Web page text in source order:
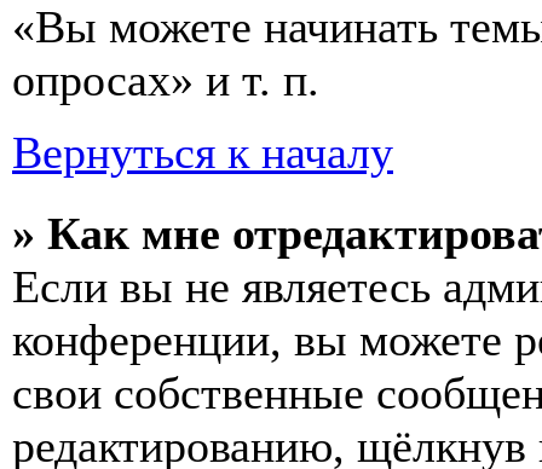
«Вы можете начинать
опросах» и т. п.
Вернуться к началу
» Как мне
Если вы не являетесь
конференции, вы можете
свои собственные
редактированию,